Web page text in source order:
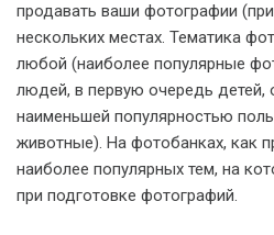
продавать ваши фотографии
нескольких местах. Тематика
любой (наиболее популярные
людей, в первую очередь детей,
наименьшей популярностью
животные). На фотобанках, как
наиболее популярных тем, на
при подготовке фотографий.